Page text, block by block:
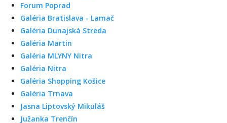
Forum Poprad
Galéria Bratislava - Lamač
Galéria Dunajská Streda
Galéria Martin
Galéria MLYNY Nitra
Galéria Nitra
Galéria Shopping Košice
Galéria Trnava
Jasna Liptovský Mikuláš
Južanka Trenčín